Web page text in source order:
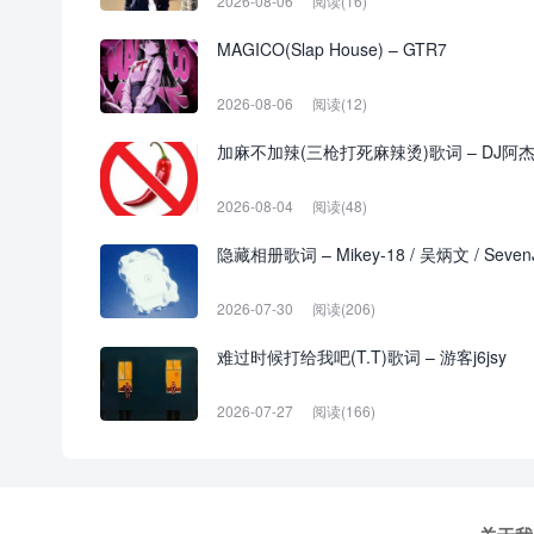
MAGICO(Slap House) – GTR7
2026-08-06 阅读(12)
加麻不加辣(三枪打死麻辣烫)歌词 – DJ阿杰
2026-08-04 阅读(48)
隐藏相册歌词 – Mikey-18 / 吴炳文 /
2026-07-30 阅读(206)
难过时候打给我吧(T.T)歌词 – 游客j6jsy
2026-07-27 阅读(166)